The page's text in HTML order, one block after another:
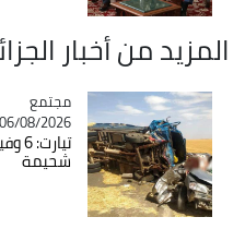
المزيد من أخبار الجزائر
Catégorie
مجتمع
06/08/2026 - 17:38
تيارت:
شحيمة